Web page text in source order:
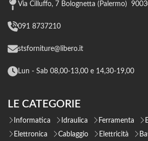
Via Cilluffo, 7 Bolognetta (Palermo)
091 8737210
stsforniture@libero.it
Lun - Sab 08,00-13,00 e 14,30-19,00
LE CATEGORIE
Informatica Idraulica Ferramenta
Elettronica
Cablaggio Elettricità